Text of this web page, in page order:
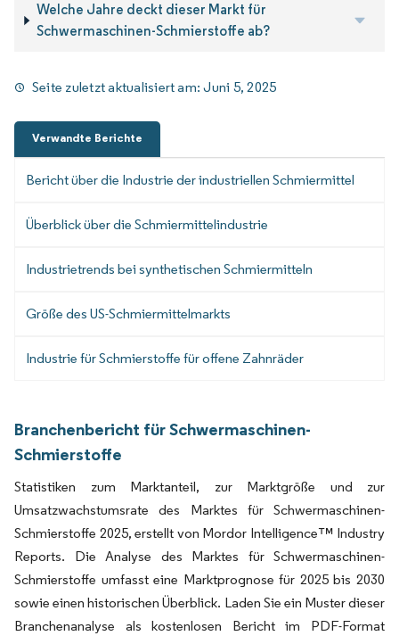
Welche Jahre deckt dieser Markt für
Schwermaschinen-Schmierstoffe ab?
Seite zuletzt aktualisiert am:Juni 5, 2025
Verwandte Berichte
Bericht über die Industrie der industriellen Schmiermittel
Überblick über die Schmiermittelindustrie
Industrietrends bei synthetischen Schmiermitteln
Größe des US-Schmiermittelmarkts
Industrie für Schmierstoffe für offene Zahnräder
Branchenbericht für Schwermaschinen-
Schmierstoffe
Statistiken zum Marktanteil, zur Marktgröße und zur
Umsatzwachstumsrate des Marktes für Schwermaschinen-
Schmierstoffe 2025, erstellt von Mordor Intelligence™ Industry
Reports. Die Analyse des Marktes für Schwermaschinen-
Schmierstoffe umfasst eine Marktprognose für 2025 bis 2030
sowie einen historischen Überblick. Laden Sie ein Muster dieser
Branchenanalyse als kostenlosen Bericht im PDF-Format